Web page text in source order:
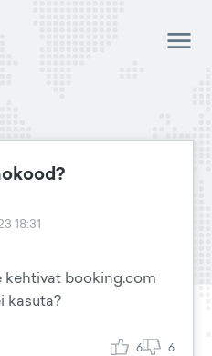
18:31
kehtivat booking.com
kasuta?
6 6